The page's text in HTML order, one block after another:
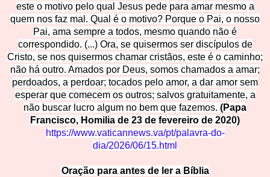
este o motivo pelo qual Jesus pede para amar mesmo a
quem nos faz mal. Qual é o motivo? Porque o Pai, o nosso
Pai, ama sempre a todos, mesmo quando não é
correspondido. (...) Ora, se quisermos ser discípulos de
Cristo, se nos quisermos chamar cristãos, este é o caminho;
não há outro. Amados por Deus, somos chamados a amar;
perdoados, a perdoar; tocados pelo amor, a dar amor sem
esperar que comecem os outros; salvos gratuitamente, a
não buscar lucro algum no bem que fazemos. (Papa
Francisco, Homilia de 23 de fevereiro de 2020)
https://www.vaticannews.va/pt/palavra-do-
dia/2026/06/15.html
Oração para antes de er a Bíbl ia